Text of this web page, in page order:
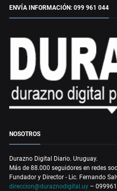
ENVÍA INFORMACIÓN: 099 961 044
NOSOTROS
Durazno Digital Diario. Uruguay.
Más de 88.000 seguidores en redes
Fundador y Director - Lic. Fernando
direccion@duraznodigital.uy –